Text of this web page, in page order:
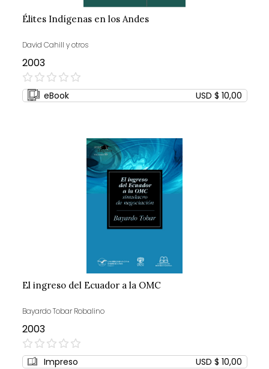
Élites Indígenas en los Andes
David Cahill y otros
2003
0%
eBook USD $ 10,00
El ingreso del Ecuador a la OMC
Bayardo Tobar Robalino
2003
0%
Impreso USD $ 10,00